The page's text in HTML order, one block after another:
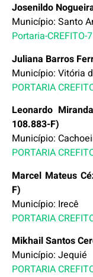
Josenildo
Município: Santo
Portaria-
Juliana Barros
Município: Vitória
PORTARIA
Leonardo
108.883-F)
Município:
PORTARIA
Marcel Mateus
F)
Município: Irecê
PORTARIA
Mikhail Santos
Município: Jequié
PORTARIA